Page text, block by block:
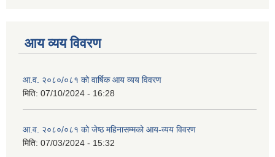
आय व्यय विवरण
आ.व. २०८०/०८१ को वार्षिक आय व्यय विवरण
मिति: 07/10/2024 - 16:28
आ.व. २०८०/०८१ को जेष्ठ महिनासम्मको आय-व्यय विवरण
मिति: 07/03/2024 - 15:32